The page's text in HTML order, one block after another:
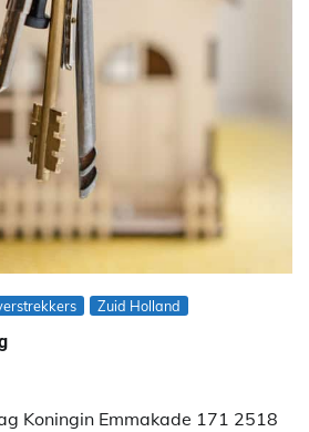
Zuid Holland
Koningin Emmakade 171 2518